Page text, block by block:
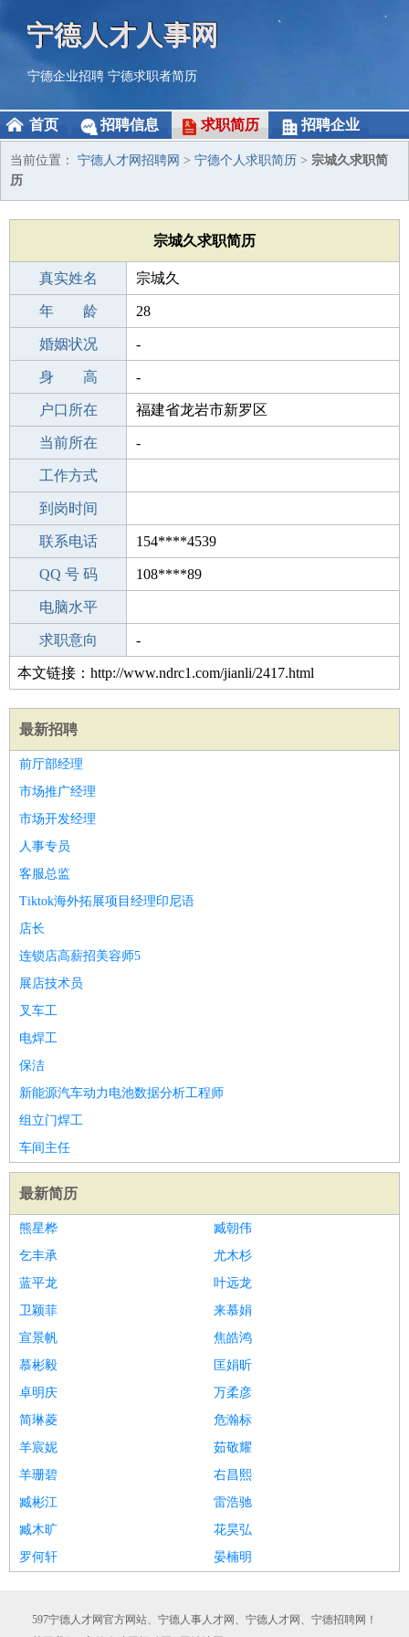
宁德人才人事网
宁德企业招聘 宁德求职者简历
首页 招聘信息 求职简历 招聘企业
当前位置： 宁德人才网招聘网 > 宁德个人求职简历 > 宗城久求职简
历
宗城久求职简历
真实姓名 宗城久
性 别 男
年 龄 28
出生年月 1998-08-16
婚姻状况 -
学 历 成人教育
身 高 -
毕业学校 成人教育
户口所在 福建省龙岩市新罗区
所学专业 -
当前所在 -
工作经验
工作方式
驾 照
到岗时间
期望月薪
联系电话 154****4539
手机号码 154****4539
QQ 号 码 108****89
微信号码
电脑水平
外语水平
求职意向 -
本文链接：http://www.ndrc1.com/jianli/2417.html
最新招聘
前厅部经理
市场推广经理
市场开发经理
人事专员
客服总监
Tiktok海外拓展项目经理印尼语
店长
连锁店高薪招美容师5
展店技术员
叉车工
电焊工
保洁
新能源汽车动力电池数据分析工程师
组立门焊工
车间主任
最新简历
熊星桦
臧朝伟
乞丰承
尤木杉
蓝平龙
叶远龙
卫颖菲
来慕娟
宣景帆
焦皓鸿
慕彬毅
匡娟昕
卓明庆
万柔彦
简琳菱
危瀚标
羊宸妮
茹敬耀
羊珊碧
右昌熙
臧彬江
雷浩驰
臧木旷
花昊弘
罗何轩
晏楠明
597宁德人才网官方网站、宁德人事人才网、宁德人才网、宁德招聘网！